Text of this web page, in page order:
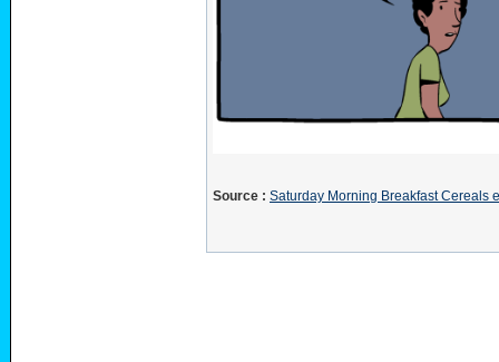
Source : Saturday Morning Breakfast Cereals